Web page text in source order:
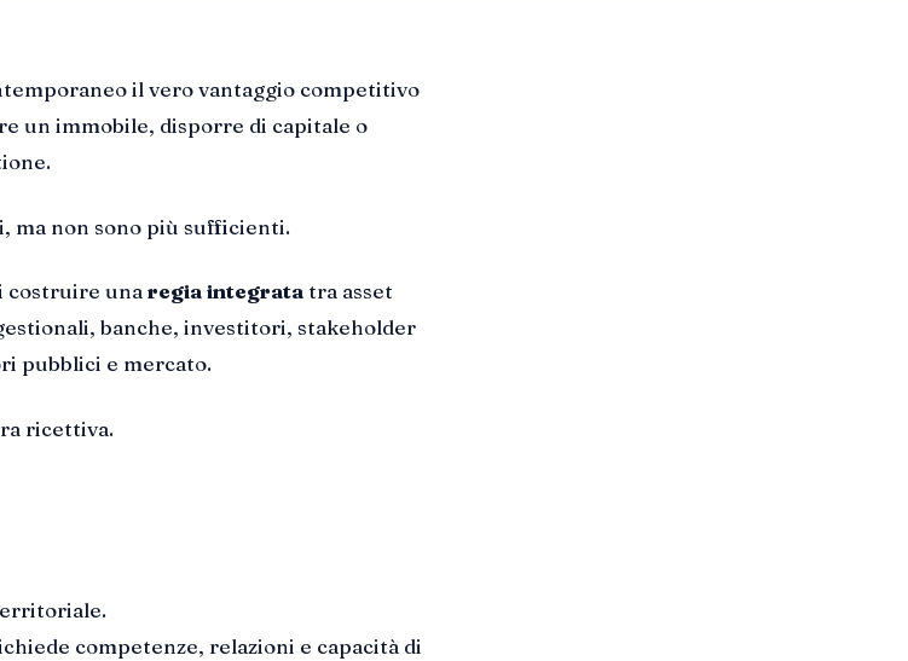
il vero vantaggio competitivo
un immobile, disporre di capitale o
ma non sono più sufficienti.
costruire unaregia integrata tra asset
banche, investitori, stakeholder
pubblici e mercato.
ricettiva.
competenze, relazioni e capacità di